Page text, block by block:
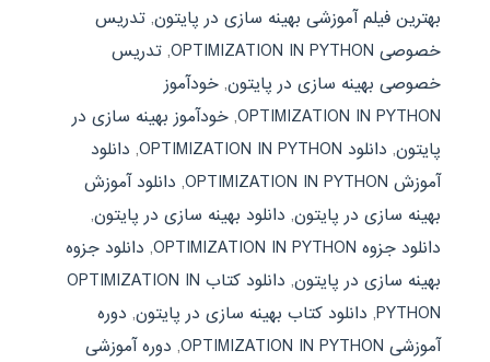
بهترین فیلم آموزشی بهینه سازی در پایتون, تدریس
خصوصی OPTIMIZATION IN PYTHON
, تدریس
خصوصی بهینه سازی در پایتون, خودآموز
OPTIMIZATION IN PYTHON
, خودآموز بهینه سازی در
پایتون, دانلود OPTIMIZATION IN PYTHON , دانلود
آموزش OPTIMIZATION IN PYTHON
, دانلود آموزش
بهینه سازی در پایتون, دانلود بهینه سازی در پایتون,
دانلود جزوه OPTIMIZATION IN PYTHON
, دانلود جزوه
بهینه سازی در پایتون,
دانلود کتاب OPTIMIZATION IN
PYTHON
, دانلود کتاب بهینه سازی در پایتون, دوره
آموزشی OPTIMIZATION IN PYTHON
, دوره آموزشی